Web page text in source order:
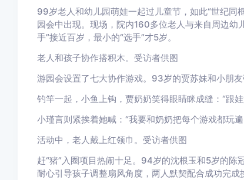
99岁老人和幼儿园萌娃一起过儿童节，如此“世纪同
园会中出现。现场，院内160多位老人与来自周边
手”接近百岁，最小的“选手”才5岁。
老人和孩子协作搭积木。受访者供图
游园会设置了七大协作游戏。93岁的贾苏妹和小朋友
钓竿一起，小鱼上钩，贾奶奶笑得眼睛眯成缝：“跟
小瑾言则紧挨着她喊：“我要和奶奶把每个游戏都玩遍
活动中，老人戴上红领巾。受访者供图
赶“猪”入圈项目热闹十足。94岁的沈根玉和5岁的陈
耐心引导孩子调整扇风角度，两人默契配合成功完成